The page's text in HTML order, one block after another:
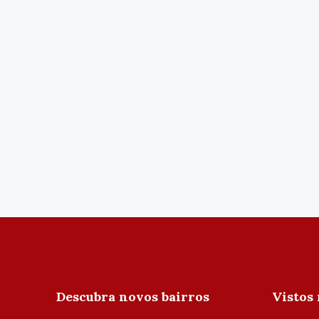
Descubra novos bairros Vistos